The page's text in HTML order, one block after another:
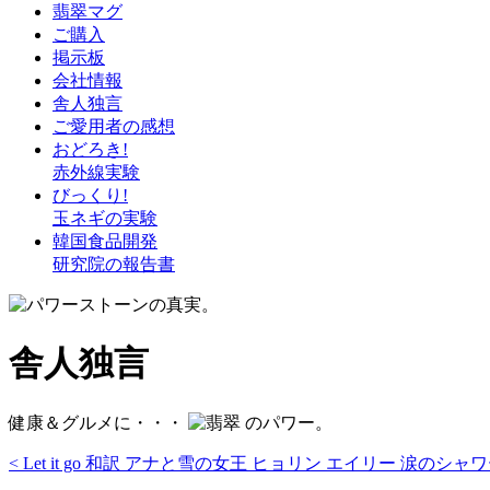
翡翠マグ
ご購入
掲示板
会社情報
舎人独言
ご愛用者の感想
おどろき!
赤外線実験
びっくり!
玉ネギの実験
韓国食品開発
研究院の報告書
舎人独言
健康＆グルメに・・・ のパワー。
< Let it go 和訳 アナと雪の女王 ヒョリン エイリー 涙のシャ